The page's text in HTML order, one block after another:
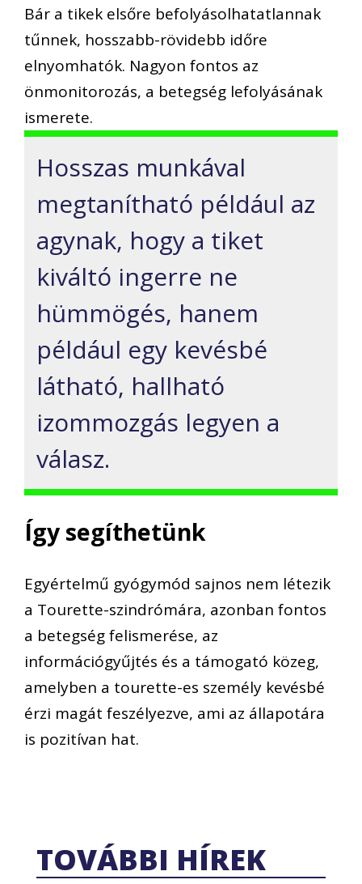
Bár a tikek elsőre befolyásolhatatlannak
tűnnek, hosszabb-rövidebb időre
elnyomhatók. Nagyon fontos az
önmonitorozás, a betegség lefolyásának
ismerete.
Hosszas munkával
megtanítható például az
agynak, hogy a tiket
kiváltó ingerre ne
hümmögés, hanem
például egy kevésbé
látható, hallható
izommozgás legyen a
válasz.
Így segíthetünk
Egyértelmű gyógymód sajnos nem létezik
a Tourette-szindrómára, azonban fontos
a betegség felismerése, az
információgyűjtés és a támogató közeg,
amelyben a tourette-es személy kevésbé
érzi magát feszélyezve, ami az állapotára
is pozitívan hat.
TOVÁBBI HÍREK